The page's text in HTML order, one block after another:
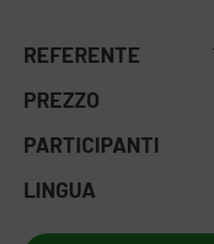
REFERENTE
PREZZO
PARTICIPANTI
LINGUA